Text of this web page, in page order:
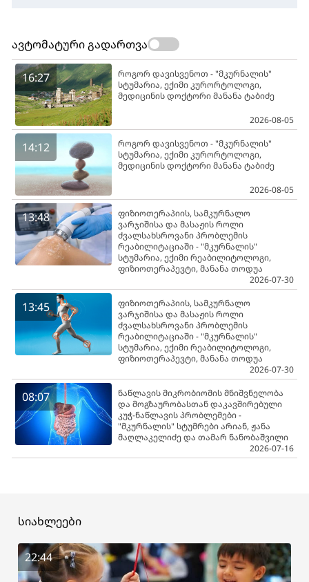
ავტომატური გადართვა
16:27
როგორ დავისვენოთ - "მკურნალის"
სტუმარია, ექიმი კურორტოლოგი,
მედიცინის დოქტორი მანანა ტაბიძე
2026-08-05
14:12
როგორ დავისვენოთ - "მკურნალის"
სტუმარია, ექიმი კურორტოლოგი,
მედიცინის დოქტორი მანანა ტაბიძე
2026-08-05
13:48
ფიზიოთერაპიის, სამკურნალო
ვარჯიშისა და მასაჟის როლი
ძვალსახსროვანი პრობლემის
რეაბილიტაციაში - "მკურნალის"
სტუმარია, ექიმი რეაბილიტოლოგი,
ფიზიოთერაპევტი, მანანა თოდუა
2026-07-30
13:45
ფიზიოთერაპიის, სამკურნალო
ვარჯიშისა და მასაჟის როლი
ძვალსახსროვანი პრობლემის
რეაბილიტაციაში - "მკურნალის"
სტუმარია, ექიმი რეაბილიტოლოგი,
ფიზიოთერაპევტი, მანანა თოდუა
2026-07-30
08:07
ნაწლავის მიკრობიომის მნიშვნელობა
და მოგზაურობასთან დაკავშირებული
კუჭ-ნაწლავის პრობლემები -
"მკურნალის" სტუმრები არიან, ჟანა
მაღლაკელიძე და თამარ ნანობაშვილი
2026-07-16
სიახლეები
22:44